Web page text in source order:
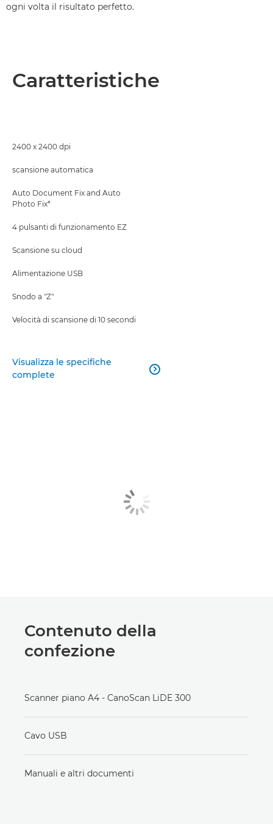
ogni volta il risultato perfetto.
Caratteristiche
2400 x 2400 dpi
scansione automatica
Auto Document Fix and Auto
Photo Fix*
4 pulsanti di funzionamento EZ
Scansione su cloud
Alimentazione USB
Snodo a "Z"
Velocità di scansione di 10 secondi
Visualizza le specifiche
complete

Contenuto della
confezione
Scanner piano A4 - CanoScan LiDE 300
Cavo USB
Manuali e altri documenti